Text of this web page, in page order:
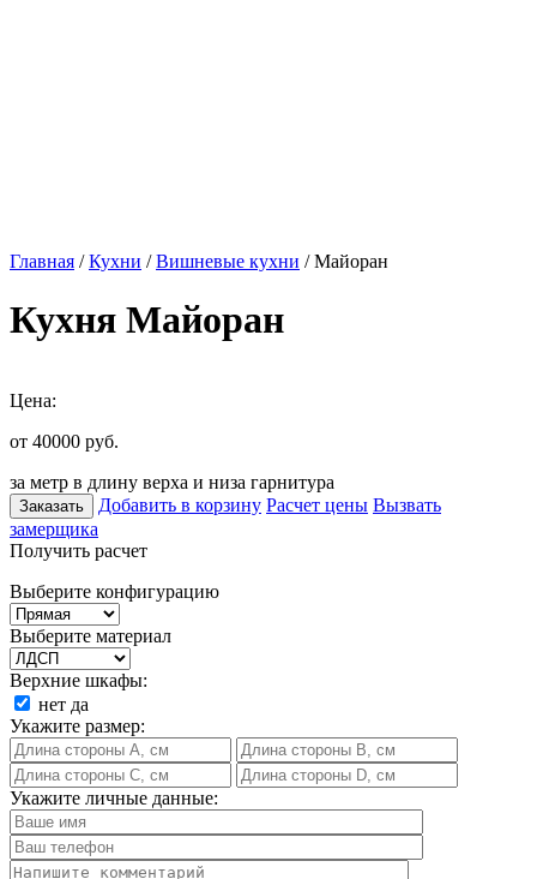
Главная /Кухни /Вишневые кухни / Майоран
Кухня Майоран
Цена:
от 40000 руб.
за метр в длину верха и низа гарнитура
Заказать Добавить в корзину Расчет цены Вызвать
замерщика
Получить расчет
Выберите конфигурацию
Выберите материал
Верхние шкафы:
нет да
Укажите размер:
Укажите личные данные: